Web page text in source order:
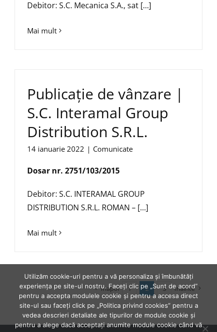
Debitor: S.C. Mecanica S.A., sat […]
Mai mult
Publicație de vânzare |
S.C. Interamal Group
Distribution S.R.L.
14 ianuarie 2022 | Comunicate
Dosar nr. 2751/103/2015
Debitor: S.C. INTERAMAL GROUP
DISTRIBUTION S.R.L. ROMAN – […]
Mai mult
Inapoi 1 2 3 Inainte
Utilizăm cookie-uri pentru a vă personaliza și îmbunătăți
experiența pe site-ul nostru. Faceți clic pe „Sunt de acord”
pentru a accepta modulele cookie și pentru a accesa direct
site-ul sau faceți click pe „Politica privind cookies” pentru a
vedea descrieri detaliate ale tipurilor de module cookie și
pentru a alege dacă acceptați anumite module cookie când vă